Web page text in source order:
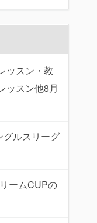
ッスン・教
スン他8月
グルスリーグ
ームCUPの